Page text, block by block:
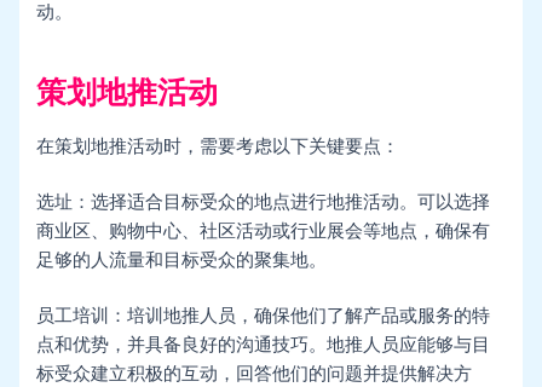
动。
策划地推活动
在策划地推活动时，需要考虑以下关键要点：
选址：选择适合目标受众的地点进行地推活动。可以选择
商业区、购物中心、社区活动或行业展会等地点，确保有
足够的人流量和目标受众的聚集地。
员工培训：培训地推人员，确保他们了解产品或服务的特
点和优势，并具备良好的沟通技巧。地推人员应能够与目
标受众建立积极的互动，回答他们的问题并提供解决方